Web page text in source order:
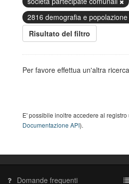
2816 demografia e popolazione
Risultato del filtro
Per favore effettua un'altra
E' possibile inoltre accedere al registro
Documentazione API).
Domande frequenti